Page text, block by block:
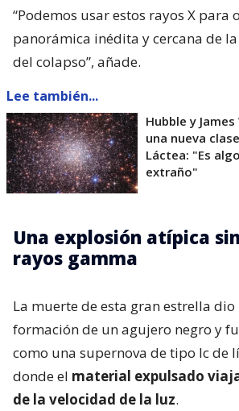
“Podemos usar estos rayos X para
panorámica inédita y cercana de
del colapso”, añade.
Lee también...
Hubble y
una nueva
Láctea: "Es
extraño"
Una explosión atípica
rayos gamma
La muerte de esta gran estrella dio
formación de un agujero negro y
como una supernova de tipo Ic de
donde el material expulsado
de la velocidad de la luz.